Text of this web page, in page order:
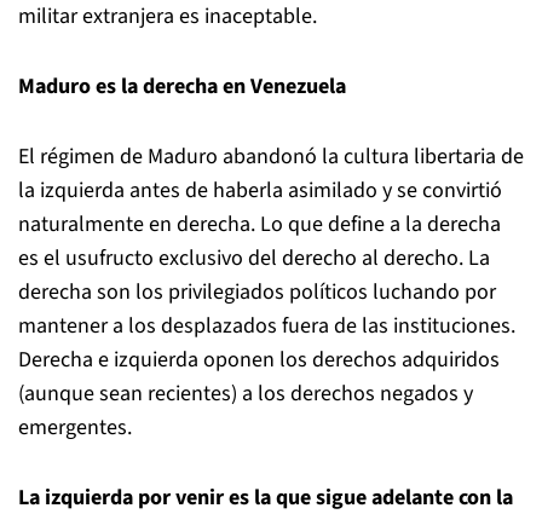
militar extranjera es inaceptable.
Maduro es la derecha en Venezuela
El régimen de Maduro abandonó la cultura libertaria de
la izquierda antes de haberla asimilado y se convirtió
naturalmente en derecha. Lo que define a la derecha
es el usufructo exclusivo del derecho al derecho. La
derecha son los privilegiados políticos luchando por
mantener a los desplazados fuera de las instituciones.
Derecha e izquierda oponen los derechos adquiridos
(aunque sean recientes) a los derechos negados y
emergentes.
La izquierda por venir es la que sigue adelante con la